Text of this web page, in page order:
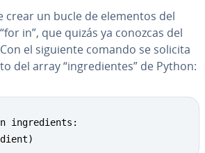
crear un bucle de elementos del
in”, que quizás ya conozcas del
el siguiente comando se solicita
del array “in­gre­die­n­tes” de Python:
ingredients: